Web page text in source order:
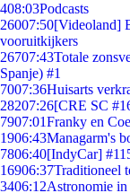
408:03Podcasts
26007:50[Videoland]
vooruitkijkers
26707:43Totale
Spanje) #1
7007:36Huisarts
28207:26[CRE SC
7907:01Franky en
1906:43Managarm's
7806:40[IndyCar]
16906:37Traditioneel
3406:12Astronomie